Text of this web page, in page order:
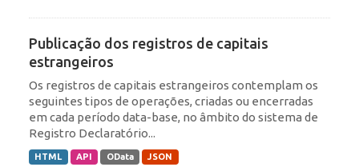
Publicação dos registros de capitais
estrangeiros
Os registros de capitais estrangeiros contemplam os
seguintes tipos de operações, criadas ou encerradas
em cada período data-base, no âmbito do sistema de
Registro Declaratório...
HTML API OData JSON